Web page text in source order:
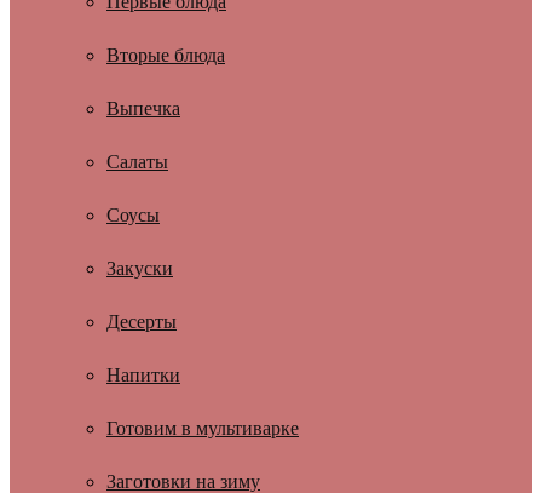
Вторые блюда
Выпечка
Салаты
Соусы
Закуски
Десерты
Напитки
Готовим в мультиварке
Заготовки на зиму